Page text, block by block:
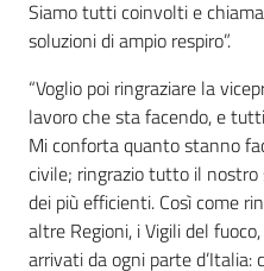
Siamo tutti coinvolti e
soluzioni di ampio respiro”.
“Voglio poi ringraziare la
lavoro che sta facendo, e
Mi conforta quanto stanno
civile; ringrazio tutto il
dei più efficienti. Così come
altre Regioni, i Vigili del
arrivati da ogni parte d’Italia: